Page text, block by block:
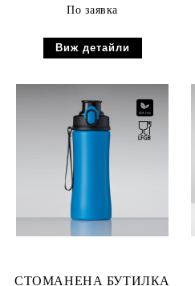
По заявка
Виж детайли
СТОМАНЕНА БУТИЛКА